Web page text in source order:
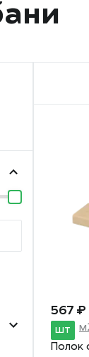
567 ₽
шт
Полок